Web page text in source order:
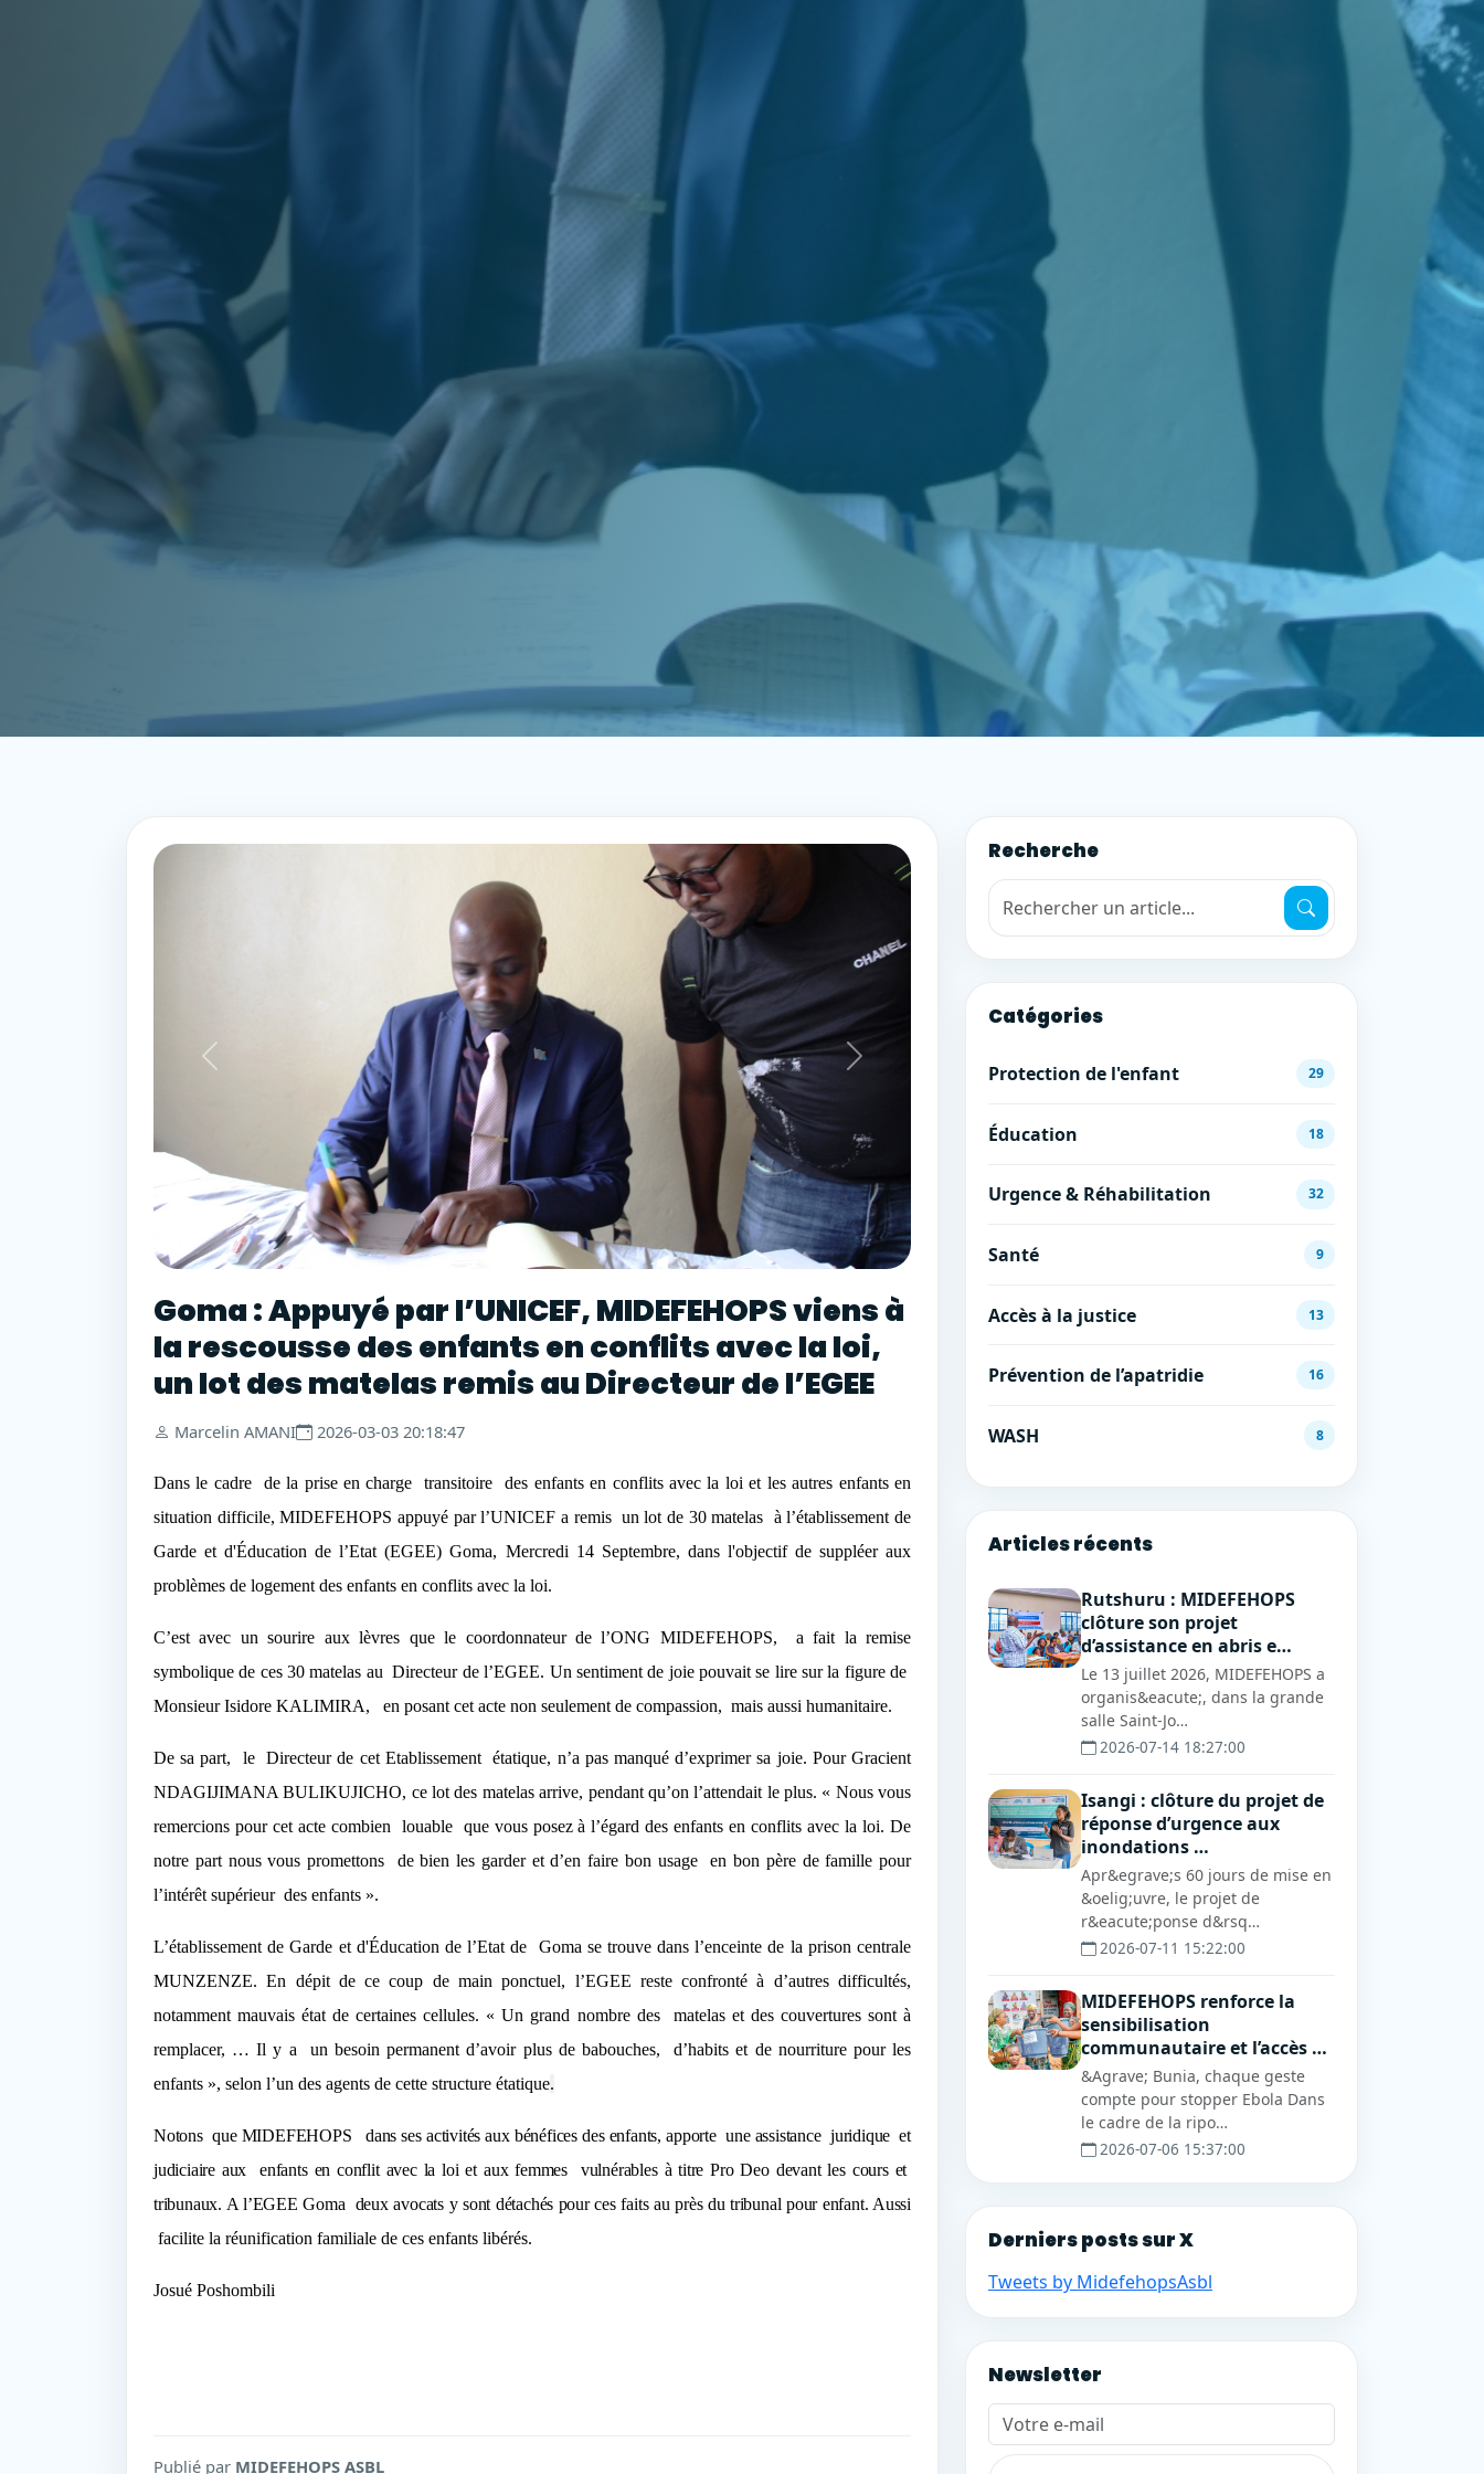
Goma : Appuyé par l’UNICEF, MIDEFEHOPS viens à
la rescousse des enfants en conflits avec la loi,
un lot des matelas remis au Directeur de l’EGEE
Marcelin AMANI 2026-03-03 20:18:47
Dans le cadre de la prise en charge transitoire
des enfants en conflits avec la loi et les autres enfants en
situation difficile, MIDEFEHOPS appuyé par l’UNICEF a remis un lot de 30 matelas à l’établissement de
Garde et d'Éducation de l’Etat (EGEE) Goma, Mercredi 14 Septembre, dans l'objectif de suppléer aux
problèmes de logement des enfants en conflits avec la loi.
C’est avec un sourire aux lèvres que le coordonnateur de l’ONG MIDEFEHOPS,
a fait la remise
symbolique de ces 30 matelas au Directeur de l’EGEE. Un sentiment de joie pouvait se lire sur la figure de
Monsieur Isidore KALIMIRA,
en posant cet acte non seulement de compassion, mais aussi humanitaire.
De sa part, le Directeur de cet Etablissement
étatique, n’a pas manqué d’exprimer sa joie. Pour Gracient
NDAGIJIMANA BULIKUJICHO, ce lot des matelas arrive, pendant qu’on l’attendait le plus. « Nous vous
remercions pour cet acte combien
louable
que vous posez à l’égard des enfants en conflits avec la loi. De
notre part nous vous promettons
de bien les garder et d’en faire bon usage
en bon père de famille pour
l’intérêt supérieur des enfants ».
L’établissement de Garde et d'Éducation de l’Etat de
Goma se trouve dans l’enceinte de la prison centrale
MUNZENZE.En dépit de ce coup de main ponctuel, l’EGEE reste confronté à d’autres difficultés,
notamment mauvais état de certaines cellules. « Un grand nombre des
matelas et des couvertures sont à
remplacer, … Il y a
un besoin permanent d’avoir plus de babouches,
d’habits et de nourriture pour les
enfants », selon l’un des agents de cette structure étatique.
Notons que MIDEFEHOPS
dans ses activités aux bénéfices des enfants, apporte une assistance juridique et
judiciaire aux enfants en conflit avec la loi et aux femmes vulnérables à titre Pro Deo devant les cours et
tribunaux. A l’EGEE Goma deux avocats y sont détachés pour ces faits au près du tribunal pour enfant. Aussi
facilite la réunification familiale de ces enfants libérés.
Josué Poshombili
Publié par MIDEFEHOPS ASBL
Recherche
Recherche de mots-clés
Catégories
Protection de l'enfant 29
Éducation 18
Urgence & Réhabilitation 32
Santé 9
Accès à la justice 13
Prévention de l’apatridie 16
WASH 8
Articles récents
Rutshuru : MIDEFEHOPS
clôture son projet
d’assistance en abris e…
Le 13 juillet 2026, MIDEFEHOPS a
organis&eacute;, dans la grande
salle Saint-Jo…
2026-07-14 18:27:00
Isangi : clôture du projet de
réponse d’urgence aux
inondations …
Apr&egrave;s 60 jours de mise en
&oelig;uvre, le projet de
r&eacute;ponse d&rsq…
2026-07-11 15:22:00
MIDEFEHOPS renforce la
sensibilisation
communautaire et l’accès …
&Agrave; Bunia, chaque geste
compte pour stopper Ebola Dans
le cadre de la ripo…
2026-07-06 15:37:00
Derniers posts sur X
Tweets by MidefehopsAsbl
Newsletter
Votre e-mail